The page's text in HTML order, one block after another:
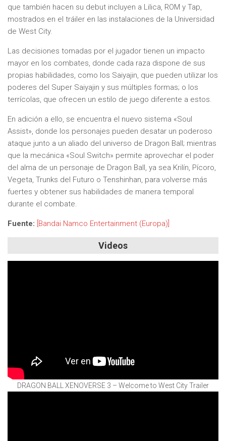
que también hacen su debut incluyen a Lilica, ROM y Tap,
mostrados en el tráiler en las instalaciones de la Universidad
de West City.
Las decisiones tomadas por el jugador tienen un impacto
mayor en los combates, donde cada raza dispone de sus
propias habilidades, como los Saiyajin, que pueden utilizar los
poderes del Super Saiyajin y sus múltiples formas; o los
terrícolas, que ofrecen un estilo de juego diferente a estos.
En adición a ello, se encuentra el nuevo sistema «Soul
Assist», donde los personajes pueden desatar un poderoso
ataque junto a un aliado del universo de Dragon Ball; mientras
que la mecánica «Soul Switch» permite aprovechar el poder
del alma de un personaje de Dragon Ball, ya sea Krilín, Pícoro,
Vegeta, Trunks del Futuro o Tenshinhan, para volverse más
fuertes y obtener sus habilidades de manera temporal
durante el combate.
Fuente: [Bandai Namco Entertainment (Europa)]
Videos
DRAGON BALL XENOVERSE 3 – Welcome to West City Trailer